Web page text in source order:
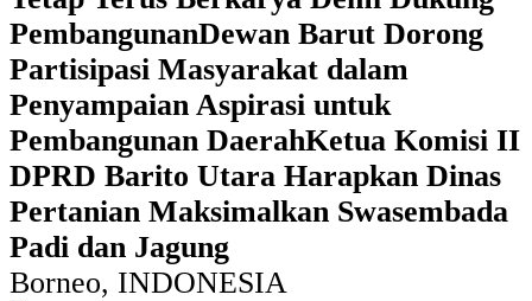
PembangunanDewan Barut Dorong
Partisipasi Masyarakat dalam
Penyampaian Aspirasi untuk
Pembangunan DaerahKetua Komisi II
DPRD Barito Utara Harapkan Dinas
Pertanian Maksimalkan Swasembada
Padi dan Jagung
Borneo, INDONESIA